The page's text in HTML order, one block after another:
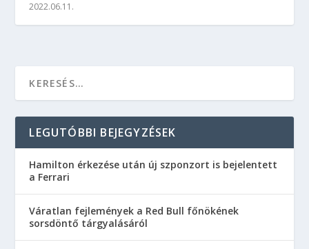
2022.06.11.
LEGUTÓBBI BEJEGYZÉSEK
Hamilton érkezése után új szponzort is bejelentett
a Ferrari
Váratlan fejlemények a Red Bull főnökének
sorsdöntő tárgyalásáról